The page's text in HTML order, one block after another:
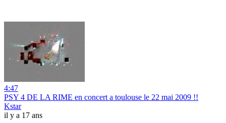
4:47
PSY 4 DE LA RIME en concert a toulouse le 22 mai 2009 !!
Kstar
il y a 17 ans